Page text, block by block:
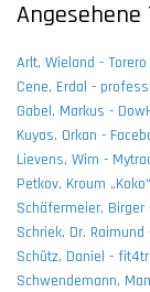
Angesehene
Arlt, Wieland -
Cene, Erdal -
Gabel, Markus -
Kuyas, Orkan -
Lievens, Wim -
Petkov, Kroum
Schäfermeier,
Schriek, Dr.
Schütz, Daniel -
Schwendemann,